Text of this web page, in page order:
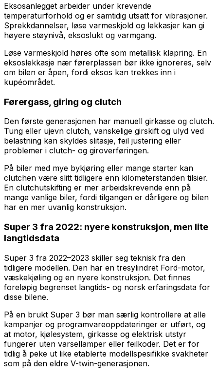
Eksosanlegget arbeider under krevende
temperaturforhold og er samtidig utsatt for vibrasjoner.
Sprekkdannelser, løse varmeskjold og lekkasjer kan gi
høyere støynivå, eksoslukt og varmgang.
Løse varmeskjold høres ofte som metallisk klapring. En
eksoslekkasje nær førerplassen bør ikke ignoreres, selv
om bilen er åpen, fordi eksos kan trekkes inn i
kupéområdet.
Førergass, giring og clutch
Den første generasjonen har manuell girkasse og clutch.
Tung eller ujevn clutch, vanskelige girskift og ulyd ved
belastning kan skyldes slitasje, feil justering eller
problemer i clutch- og giroverføringen.
På biler med mye bykjøring eller mange starter kan
clutchen være slitt tidligere enn kilometerstanden tilsier.
En clutchutskifting er mer arbeidskrevende enn på
mange vanlige biler, fordi tilgangen er dårligere og bilen
har en mer uvanlig konstruksjon.
Super 3 fra 2022: nyere konstruksjon, men lite
langtidsdata
Super 3 fra 2022–2023 skiller seg teknisk fra den
tidligere modellen. Den har en tresylindret Ford-motor,
væskekjøling og en nyere konstruksjon. Det finnes
foreløpig begrenset langtids- og norsk erfaringsdata for
disse bilene.
På en brukt Super 3 bør man særlig kontrollere at alle
kampanjer og programvareoppdateringer er utført, og
at motor, kjølesystem, girkasse og elektrisk utstyr
fungerer uten varsellamper eller feilkoder. Det er for
tidlig å peke ut like etablerte modellspesifikke svakheter
som på den eldre V-twin-generasjonen.